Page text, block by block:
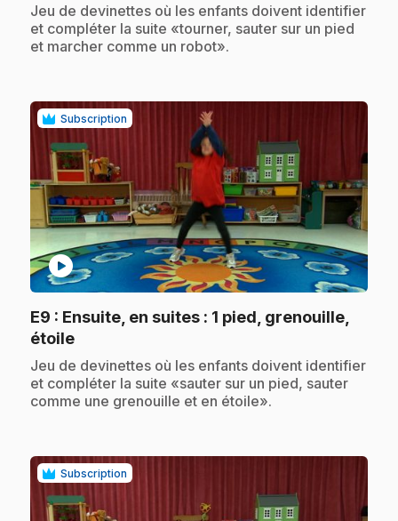
.Jeu de devinettes où les enfants doivent identifier
et compléter la suite «tourner, sauter sur un pied
et marcher comme un robot».
Subscription
play_circle
E9 : Ensuite, en suites : 1 pied, grenouille,
étoile.
.Jeu de devinettes où les enfants doivent identifier
et compléter la suite «sauter sur un pied, sauter
comme une grenouille et en étoile».
Subscription